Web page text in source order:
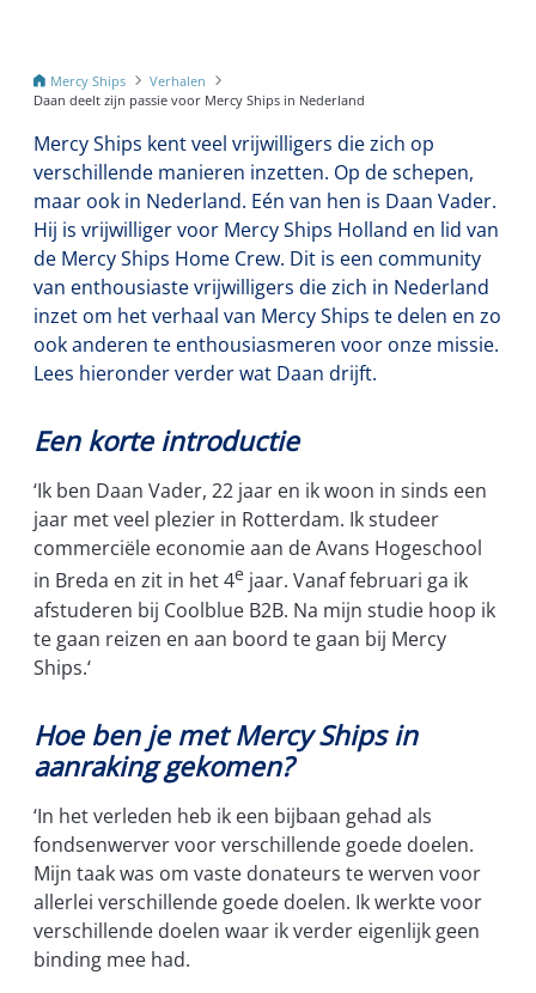
Mercy Ships
Verhalen
Daan deelt zijn passie voor Mercy Ships in Nederland
Mercy Ships kent veel vrijwilligers die zich op
verschillende manieren inzetten. Op de schepen,
maar ook in Nederland. Eén van hen is Daan Vader.
Hij is vrijwilliger voor Mercy Ships Holland en lid van
de Mercy Ships Home Crew. Dit is een community
van enthousiaste vrijwilligers die zich in Nederland
inzet om het verhaal van Mercy Ships te delen en zo
ook anderen te enthousiasmeren voor onze missie.
Lees hieronder verder wat Daan drijft.
Een korte introductie
‘Ik ben Daan Vader, 22 jaar en ik woon in sinds een
jaar met veel plezier in Rotterdam. Ik studeer
commerciële economie aan de Avans Hogeschool
in Breda en zit in het 4e jaar. Vanaf februari ga ik
afstuderen bij Coolblue B2B. Na mijn studie hoop ik
te gaan reizen en aan boord te gaan bij Mercy
Ships.‘
Hoe ben je met Mercy Ships in
aanraking gekomen?
‘In het verleden heb ik een bijbaan gehad als
fondsenwerver voor verschillende goede doelen.
Mijn taak was om vaste donateurs te werven voor
allerlei verschillende goede doelen. Ik werkte voor
verschillende doelen waar ik verder eigenlijk geen
binding mee had.